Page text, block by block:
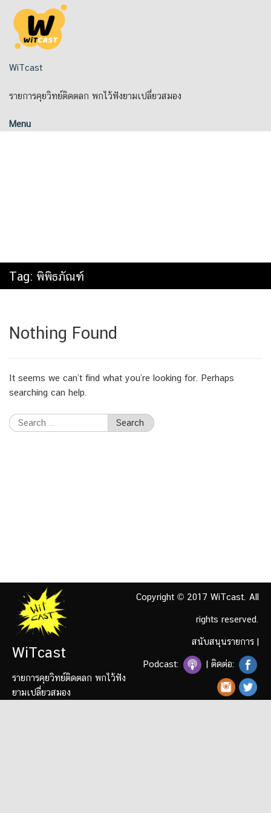
content
WiTcast
รายการคุยวิทย์ติดตลก พกไว้ฟังยามเปลี่ยวสมอง
Menu
Tag: พิพิธภัณฑ์
Nothing Found
It seems we can’t find what you’re looking for. Perhaps
searching can help.
Search
for:
WiTcast
รายการคุยวิทย์ติดตลก พกไว้ฟัง
ยามเปลี่ยวสมอง
Copyright © 2017 WiTcast. All
rights reserved.
สนับสนุนรายการ |
Podcast: | ติดต่อ: